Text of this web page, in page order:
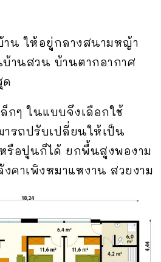
าน ให้อยู่กลางสนามหญ้า
านสวน บ้านตากอากาศ
กๆ ในแบบจึงเลือกใช้
ารถปรับเปลี่ยนให้เป็น
รือปูนก็ได้ ยกพื้นสูงพองาม
คาเพิงหมาแหงาน สวยงาม